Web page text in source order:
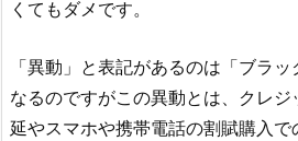
くてもダメです。
「異動」と表記があるのは「ブラ
なるのですがこの異動とは、クレ
延やスマホや携帯電話の割賦購入で